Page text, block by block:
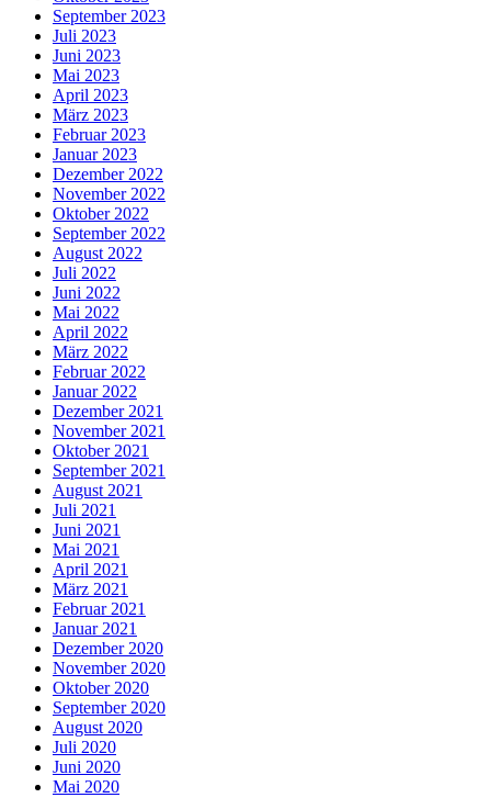
September 2023
Juli 2023
Juni 2023
Mai 2023
April 2023
März 2023
Februar 2023
Januar 2023
Dezember 2022
November 2022
Oktober 2022
September 2022
August 2022
Juli 2022
Juni 2022
Mai 2022
April 2022
März 2022
Februar 2022
Januar 2022
Dezember 2021
November 2021
Oktober 2021
September 2021
August 2021
Juli 2021
Juni 2021
Mai 2021
April 2021
März 2021
Februar 2021
Januar 2021
Dezember 2020
November 2020
Oktober 2020
September 2020
August 2020
Juli 2020
Juni 2020
Mai 2020